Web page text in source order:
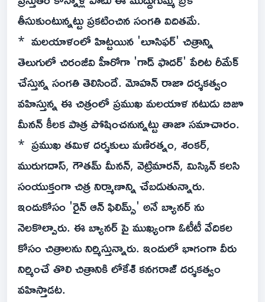
తీసుకుంటున్నట్టు ప్రకటించిన సంగతి విదితమే.
* మలయాళంలో హిట్టయిన 'లూసిఫర్' చిత్రాన్ని
తెలుగులో చిరంజీవి హీరోగా 'గాడ్ ఫాదర్' పేరిట రీమేక్
చేస్తున్న సంగతి తెలిసిందే. మోహన్ రాజా దర్శకత్వం
వహిస్తున్న ఈ చిత్రంలో ప్రముఖ మలయాళ నటుడు బిజూ
మీనన్ కీలక పాత్ర పోషించనున్నట్టు తాజా సమాచారం.
* ప్రముఖ తమిళ దర్శకులు మణిరత్నం, శంకర్,
మురుగదాస్, గౌతమ్ మీనన్, వెట్రిమారన్, మిస్కిన్ కలసి
సంయుక్తంగా చిత్ర నిర్మాణాన్ని చేబడుతున్నారు.
ఇందుకోసం 'రైన్ ఆన్ ఫిలిమ్స్' అనే బ్యానర్ ను
నెలకొల్పారు. ఈ బ్యానర్ పై ముఖ్యంగా ఓటీటీ వేదికల
కోసం చిత్రాలను నిర్మిస్తున్నారు. ఇందులో భాగంగా వీరు
నిర్మించే తొలి చిత్రానికి లోకేశ్ కనగరాజ్ దర్శకత్వం
వహిస్తాడట.